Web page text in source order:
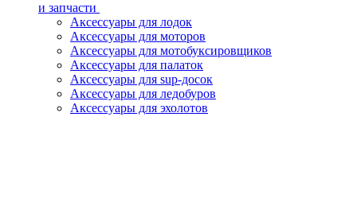
и запчасти
Аксессуары для лодок
Аксессуары для моторов
Аксессуары для мотобуксировщиков
Аксессуары для палаток
Аксессуары для sup-досок
Аксессуары для ледобуров
Аксессуары для эхолотов